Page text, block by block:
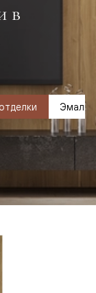
в
Эмаль